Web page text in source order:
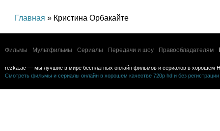
Главная » Кристина Орбакайте
Фильмы Мультфильмы Сериалы Передачи и шоу Правообладателям
rezka.ac — мы лучшие в мире бесплатных онлайн фильмов и сериалов в хорошем
Смотреть фильмы и сериалы онлайн в хорошем качестве 720p hd и без